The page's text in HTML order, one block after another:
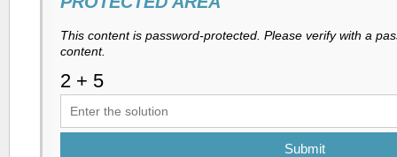
This content is password-protected. Please verify with a
content.
Submit